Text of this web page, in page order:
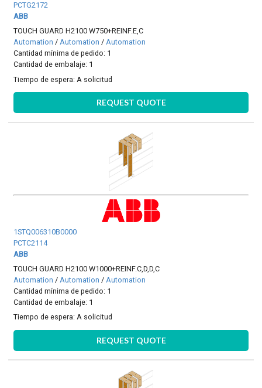
PCTG2172
ABB
TOUCH GUARD H2100 W750+REINF.E,C
Automation /Automation /Automation
Cantidad mínima de pedido: 1
Cantidad de embalaje: 1
Tiempo de espera: A solicitud
REQUEST QUOTE
1STQ006310B0000
PCTC2114
ABB
TOUCH GUARD H2100 W1000+REINF.C,D,D,C
Automation / Automation / Automation
Cantidad mínima de pedido: 1
Cantidad de embalaje: 1
Tiempo de espera:A solicitud
REQUEST QUOTE